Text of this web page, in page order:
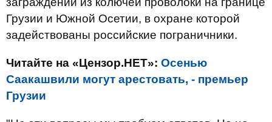
Грузии и Южной Осетии, в охране которой
задействованы российские пограничники.
Читайте на «Цензор.НЕТ»: Осенью
Саакашвили могут арестовать, - премьер
Грузии